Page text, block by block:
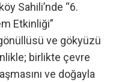
Sahili’nde “6.
Etkinliği”
ve gökyüzü
birlikte çevre
ve doğayla